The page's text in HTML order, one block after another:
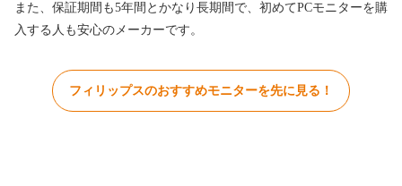
また、保証期間も5年間とかなり長期間で、初めてPCモニターを購
入する人も安心のメーカーです。
フィリップスのおすすめモニターを先に見る！